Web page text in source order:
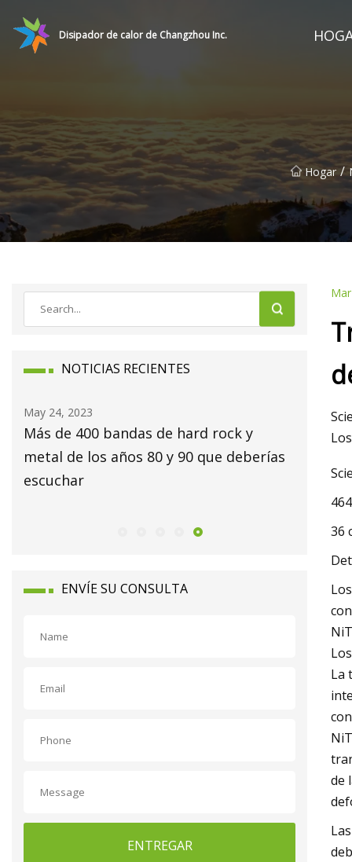
Disipador de calor de Changzhou Inc.
Hogar /
NOTICIAS RECIENTES
May 24, 2023
Más de 400 bandas de hard rock y
metal de los años 80 y 90 que deberías
escuchar
May 16,
En
sobre
ENVÍE SU CONSULTA
ENTREGAR
36
La
de